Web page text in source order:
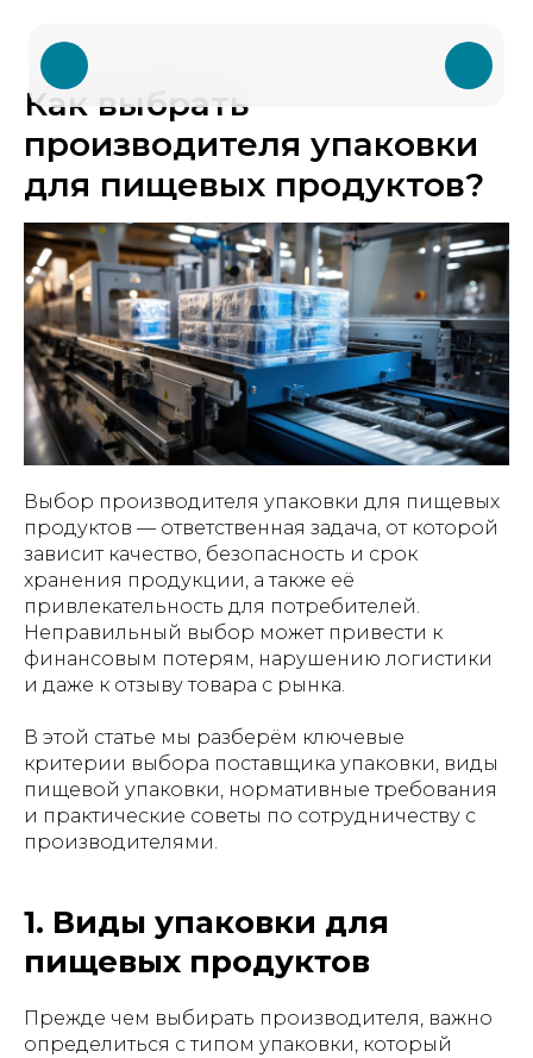
Как выбрать
производителя упаковки
для пищевых продуктов?
Выбор производителя упаковки для пищевых
продуктов — ответственная задача, от которой
зависит качество, безопасность и срок
хранения продукции, а также её
привлекательность для потребителей.
Неправильный выбор может привести к
финансовым потерям, нарушению логистики
и даже к отзыву товара с рынка.
В этой статье мы разберём ключевые
критерии выбора поставщика упаковки, виды
пищевой упаковки, нормативные требования
и практические советы по сотрудничеству с
производителями.
1. Виды упаковки для
пищевых продуктов
Прежде чем выбирать производителя, важно
определиться с типом упаковки, который